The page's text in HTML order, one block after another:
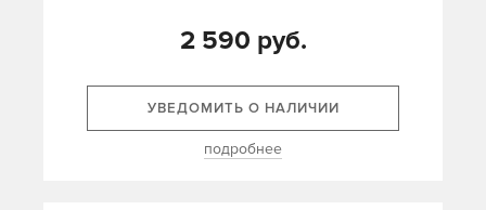
2 590 руб.
УВЕДОМИТЬ О НАЛИЧИИ
подробнее